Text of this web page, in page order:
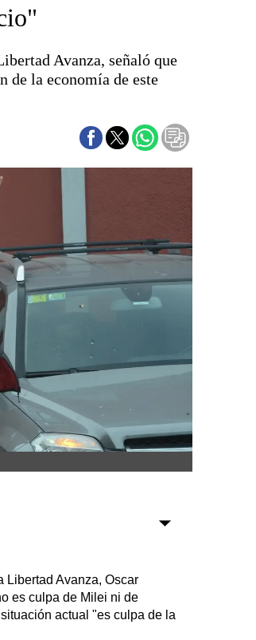
Avanza, señaló que
de la economía de este
Libertad Avanza, Oscar
es culpa de Milei ni de
actual "es culpa de la